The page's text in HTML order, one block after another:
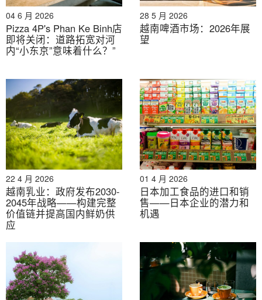
[3]Source: Du Lich (Vietnamese travel magazine), ”发
展素食吸引外国游客” (October 2022)
[4]https://www.foody.vn/
[5]Source: Vietnam Times (Vietnamese news agency)
” Ho Chi Minh City is 一的
Asia’s most vegan-friendly
” (December 2016)
* 如需引用本文中的任何信息，请注明出处并附上原文链
接，以尊重版权。.
B&公司
公司。我们提供广泛的服务，包括行业报告、行业访
谈、消费者调查和商业配对。此外，我们近期还建立了
一个包含超过90万家越南企业的数据库，可用于寻找合
作伙伴和分析市场。.
04 6 月 2026
Pizza 4P's Phan Ke Binh店
即将关闭：道路拓宽对河
内“小东京”意味着什么？”
28 5 月 2026
越南啤酒市场：2026年展
望
22 4 月 2026
越南乳业：政府发布2030-
2045年战略——构建完整
价值链并提高国内鲜奶供
应
01 4 月 2026
日本加工食品的进口和销
售——日本企业的潜力和
机遇